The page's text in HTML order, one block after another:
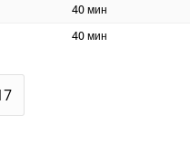
40 мин
40 мин